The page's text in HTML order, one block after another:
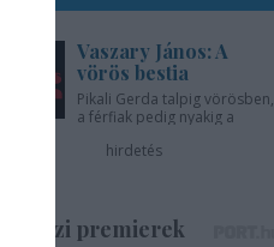
Vaszary János: A
vörös bestia
Pikali Gerda talpig vörösben,
a férfiak pedig nyakig a
hirdetés
Színházi premierek